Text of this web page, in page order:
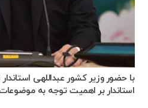
با حضور وزیر کشور عبداللهی
استاندار بر اهمیت توجه به